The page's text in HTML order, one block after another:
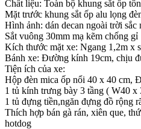
Chất liệu: Toàn bộ khung sắt ốp
Mặt trước khung sắt ốp alu lọng
Hình ảnh: dán decan ngoài trời sắc
Sắt vuông 30mm mạ kẽm chống gỉ
Kích thước mặt xe: Ngang 1,2m x
Bánh xe: Đường kính 19cm, chịu
Tiện ích của xe:
Hộp đèn mica ốp nổi 40 x 40 cm,
1 tủ kính trưng bày 3 tầng ( W40 x
1 tủ đựng tiền,ngăn đựng đồ rộng
Thích hợp bán gà rán, xiên que,
hotdog